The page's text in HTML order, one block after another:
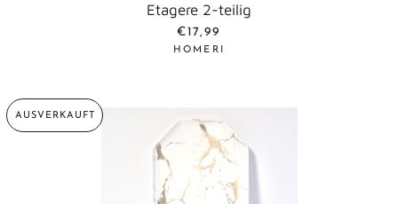
Etagere 2-teilig
NORMALER PREIS
€17,99
HOMERI
AUSVERKAUFT